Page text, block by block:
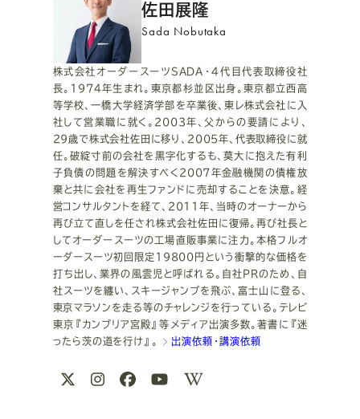
フ
ィ
ー
ル
佐田展隆
Sada Nobutaka
株式会社オーダースーツSADA・4代目代表取締役社
長。1974年生まれ。東京都杉並区出身。東京都立西高
等学校、一橋大学経済学部を卒業後、東レ株式会社に入
社して営業職に就く。2003年、父からの要請により、
29歳で株式会社佐田に移り、2005年、代表取締役に就
任。破綻寸前の会社を黒字化するも、莫大に抱えた有利
子負債の問題を解決すべく2007年金融機関の債権放
棄と共に会社を再生ファンドに売却することを決意。経
営コンサルタントを経て、2011年、当時のオーナーから
再び立て直しを任され株式会社佐田に復帰。再び社長と
してオーダースーツの工場直販事業に注力。本格フルオ
ーダースーツ初回限定19800円という衝撃的な価格を
打ち出し、業界の風雲児と呼ばれる。自社PRのため、自
社スーツを纏い、スキージャンプを飛ぶ、富士山に登る、
東京マラソンを走る等のチャレンジを行っている。テレビ
東京『カンブリア宮殿』等メディア出演多数。著書に『迷
ったら茨の道を行け』。
出演依頼・講演依頼
連
Instagram
Facebook
Youtube
Wikipedia